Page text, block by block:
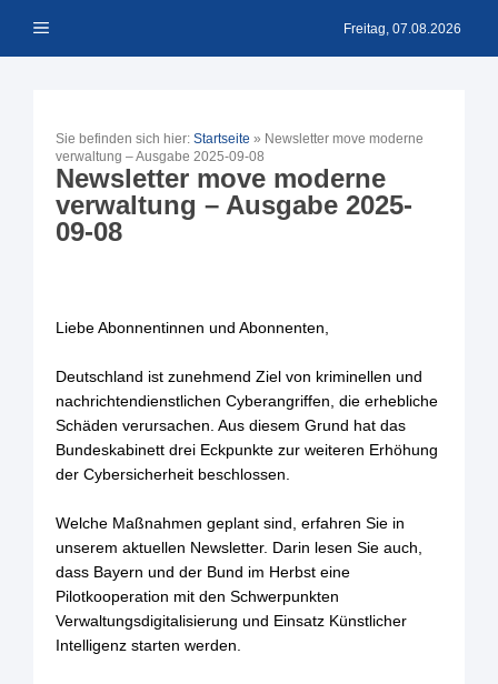
Inhalt Menü Freitag, 07.08.2026
Sie befinden sich hier: Startseite » Newsletter move moderne
verwaltung – Ausgabe 2025-09-08
Newsletter move moderne
verwaltung – Ausgabe 2025-
09-08
Liebe Abonnentinnen und Abonnenten,
Deutschland ist zunehmend Ziel von kriminellen und
nachrichtendienstlichen Cyberangriffen, die erhebliche
Schäden verursachen. Aus diesem Grund hat das
Bundeskabinett drei Eckpunkte zur weiteren Erhöhung
der Cybersicherheit beschlossen.
Welche Maßnahmen geplant sind, erfahren Sie in
unserem aktuellen Newsletter. Darin lesen Sie auch,
dass Bayern und der Bund im Herbst eine
Pilotkooperation mit den Schwerpunkten
Verwaltungsdigitalisierung und Einsatz Künstlicher
Intelligenz starten werden.